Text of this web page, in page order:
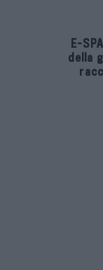
E-
della